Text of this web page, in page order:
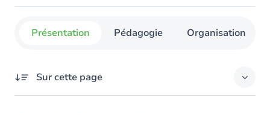
Présentation Pédagogie Organisation
Sur cette page